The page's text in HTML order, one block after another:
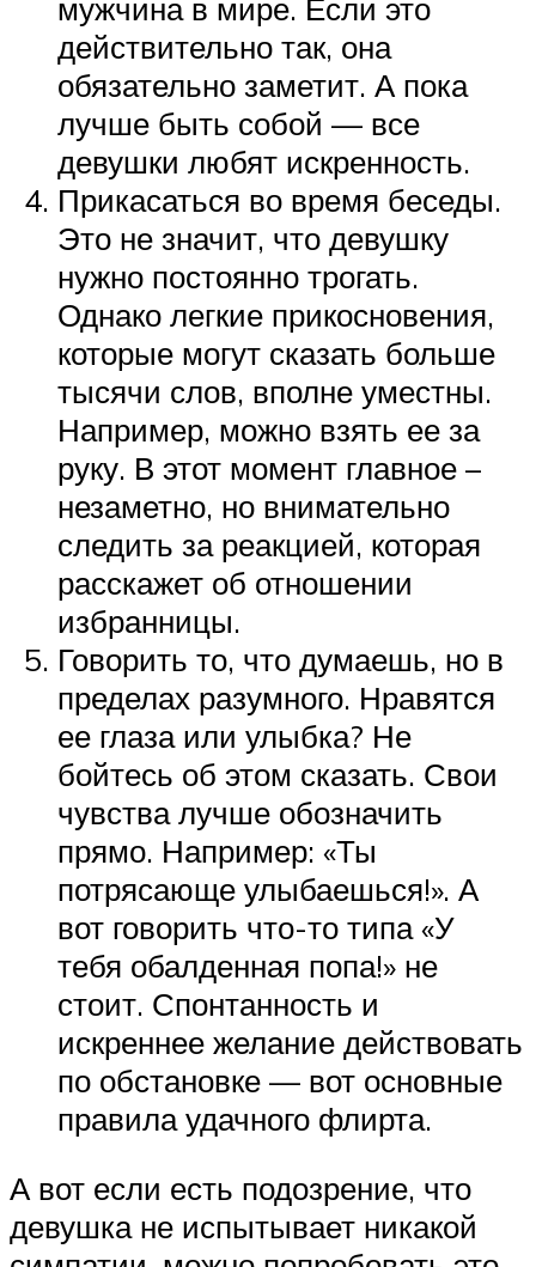
мужчина в мире. Если это
действительно так, она
обязательно заметит. А пока
лучше быть собой — все
девушки любят искренность.
Прикасаться во время беседы.
Это не значит, что девушку
нужно постоянно трогать.
Однако легкие прикосновения,
которые могут сказать больше
тысячи слов, вполне уместны.
Например, можно взять ее за
руку. В этот момент главное –
незаметно, но внимательно
следить за реакцией, которая
расскажет об отношении
избранницы.
Говорить то, что думаешь, но в
пределах разумного. Нравятся
ее глаза или улыбка? Не
бойтесь об этом сказать. Свои
чувства лучше обозначить
прямо. Например: «Ты
потрясающе улыбаешься!». А
вот говорить что-то типа «У
тебя обалденная попа!» не
стоит. Спонтанность и
искреннее желание действовать
по обстановке — вот основные
правила удачного флирта.
А вот если есть подозрение, что
девушка не испытывает никакой